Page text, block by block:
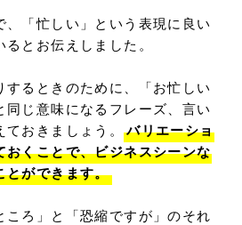
、「忙しい」という表現に良い
とお伝えしました。
するときのために、「お忙しい
同じ意味になるフレーズ、言い
ておきましょう。バリエーショ
おくことで、ビジネスシーンな
とができます。
ころ」と「恐縮ですが」のそれ